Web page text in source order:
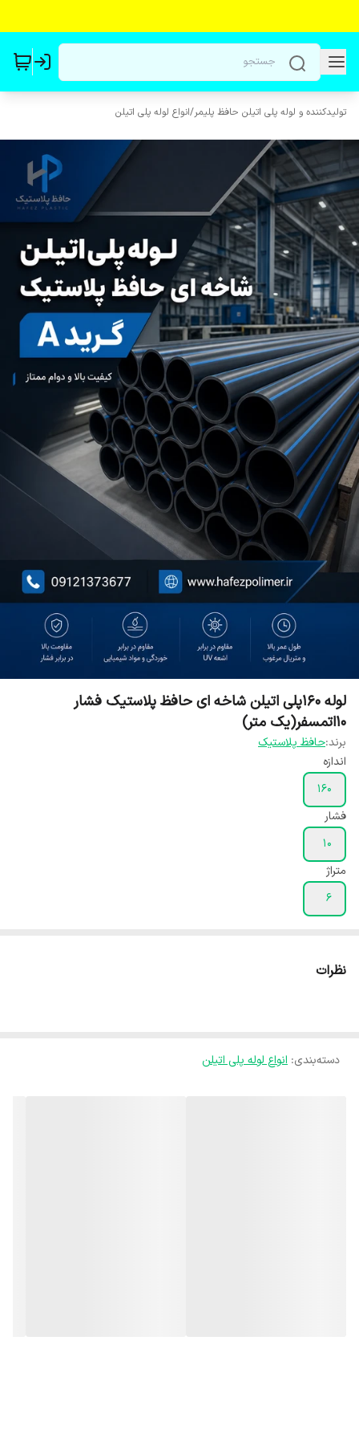
تولیدکننده و لوله پلی اتیلن حافظ پلیمر/انواع لوله پلی اتیلن
لوله ۱۶۰پلی اتیلن شاخه ای حافظ پلاستیک فشار
۱۰اتمسفر(یک متر)
برند:حافظ پلاستیک
اندازه
۱۶۰
فشار
۱۰
متراژ
۶
نظرات
دسته‌بندی: انواع لوله پلی اتیلن